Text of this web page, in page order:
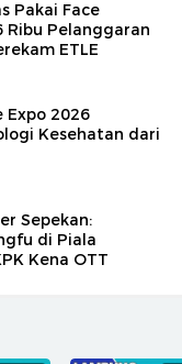
Pakai Face
Ribu Pelanggaran
ETLE
Expo 2026
Kesehatan dari
Sepekan:
di Piala
Kena OTT